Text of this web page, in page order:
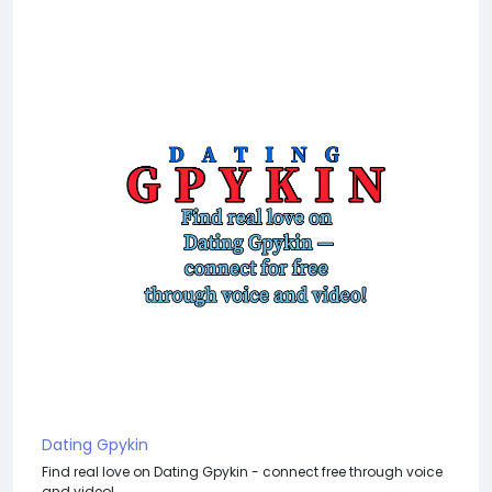
Dating Gpykin
Find real love on Dating Gpykin - connect free through voice